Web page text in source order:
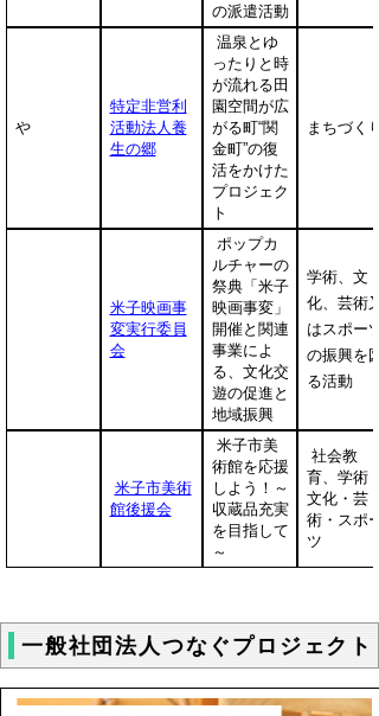
の派遣活動
や
特定非営利
活動法人養
生の郷
温泉とゆ
ったりと時
が流れる田
園空間が広
がる町“関
金町”の復
活をかけた
プロジェク
ト
まちづくり
米子映画事
変実行委員
会
ポップカ
ルチャーの
祭典「米子
映画事変」
開催と関連
事業によ
る、文化交
遊の促進と
地域振興
学術、文
化、芸術又
はスポーツ
の振興を図
る活動
米子市美術
館後援会
米子市美
術館を応援
しよう！～
収蔵品充実
を目指して
～
社会教
育、学術・
文化・芸
術・スポー
ツ
一般社団法人つなぐプロジェクト